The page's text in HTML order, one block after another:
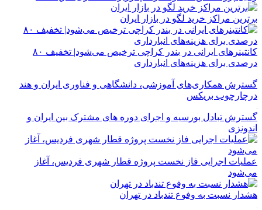
برترین مراکز خرید لگو در بازار ایران
کانتینرهای ایرانی در بندر کراچی ترخیص می‌شود| تخفیف ۸۰
درصدی برای هزینه‌های انبارداری
گسترش همکاری‌های آموزشی، دانشگاهی و فناوری ایران و هند
درچارچوب بریکس
گسترش تبادل بورسیه و اجرای دوره های مشترک بین ایران و
اندونزی
عملیات اجرایی فاز نخست پروژه قطار شهری فردیس، آغاز
می‌شود
هشدار نسبت به وفوع تندباد در تهران